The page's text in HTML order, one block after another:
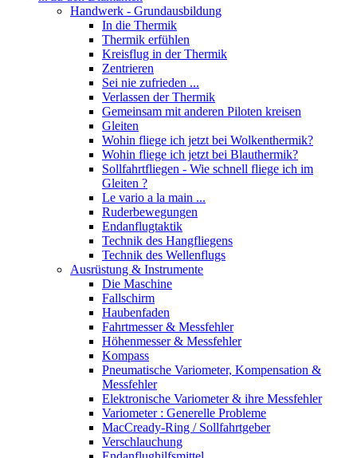
Handwerk - Grundausbildung
In die Thermik
Thermik erfühlen
Kreisflug in der Thermik
Zentrieren
Sei nie zufrieden ...
Verlassen der Thermik
Gemeinsam mit anderen Piloten kreisen
Gleiten
Wohin fliege ich jetzt bei Wolkenthermik?
Wohin fliege ich jetzt bei Blauthermik?
Sollfahrtfliegen - Wie schnell fliege ich im
Gleiten ?
Le vario a la main ...
Ruderbewegungen
Endanflugtaktik
Technik des Hangfliegens
Technik des Wellenflugs
Ausrüstung & Instrumente
Die Maschine
Fallschirm
Haubenfaden
Fahrtmesser & Messfehler
Höhenmesser & Messfehler
Kompass
Pneumatische Variometer, Kompensation &
Messfehler
Elektronische Variometer & ihre Messfehler
Variometer : Generelle Probleme
MacCready-Ring / Sollfahrtgeber
Verschlauchung